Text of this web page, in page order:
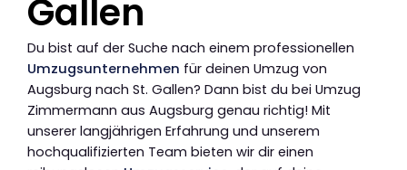
Gallen
Du bist auf der Suche nach einem professionellen
Umzugsunternehmen für deinen Umzug von
Augsburg nach St. Gallen? Dann bist du bei Umzug
Zimmermann aus Augsburg genau richtig! Mit
unserer langjährigen Erfahrung und unserem
hochqualifizierten Team bieten wir dir einen